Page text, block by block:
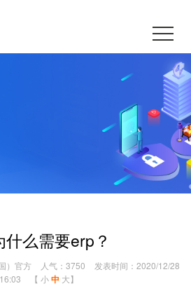
什么需要erp？
）官方 人气：3750
发表时间：2020/12/28
【 小 中 大】